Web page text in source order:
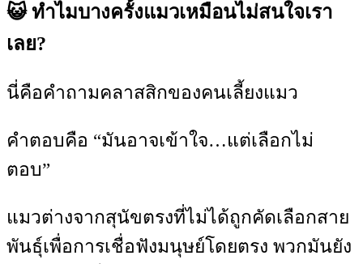
😺 ทำไมบางครั้งแมวเหมือนไม่สนใจเรา
เลย?
นี่คือคำถามคลาสสิกของคนเลี้ยงแมว
คำตอบคือ “มันอาจเข้าใจ…แต่เลือกไม่
ตอบ”
แมวต่างจากสุนัขตรงที่ไม่ได้ถูกคัดเลือกสาย
พันธุ์เพื่อการเชื่อฟังมนุษย์โดยตรง พวกมันยัง